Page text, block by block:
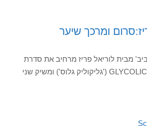
ומרכך שיער
מבית לוריאל פריז מרחיב את סדרת
טיפוח השיער GLYCOLIC GLOSS ('גליקוליק גלוס') ומשיק שני